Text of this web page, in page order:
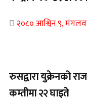
२०८० आश्विन ९,
रुसद्वारा युक्रेनको
कम्तीमा २२ घाइते